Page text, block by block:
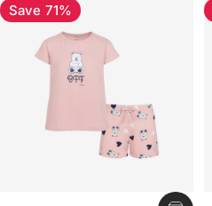
Save 71%